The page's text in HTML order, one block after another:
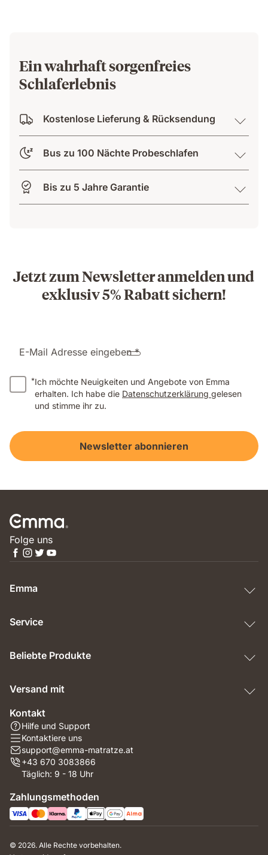
Ein wahrhaft sorgenfreies
Schlaferlebnis
Kostenlose Lieferung & Rücksendung
Bus zu 100 Nächte Probeschlafen
Bis zu 5 Jahre Garantie
Jetzt zum Newsletter anmelden und
exklusiv 5% Rabatt sichern!
E-Mail Adresse eingeben *
*Ich möchte Neuigkeiten und Angebote von Emma
erhalten. Ich habe die Datenschutzerklärung gelesen
und stimme ihr zu.
Newsletter abonnieren
Folge uns
Emma
Service
Beliebte Produkte
Versand mit
Kontakt
Hilfe und Support
Kontaktiere uns
support@emma-matratze.at
+43 670 3083866
Täglich: 9 - 18 Uhr
Zahlungsmethoden
© 2026. Alle Rechte vorbehalten.